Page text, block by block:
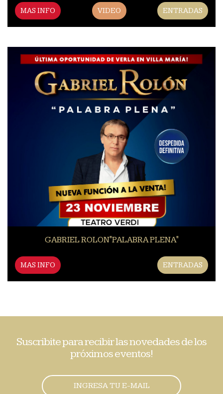
MAS INFO VIDEO ENTRADAS
GABRIEL ROLON"PALABRA PLENA"
MAS INFO ENTRADAS
Suscribite para recibir las novedades de los
próximos eventos!